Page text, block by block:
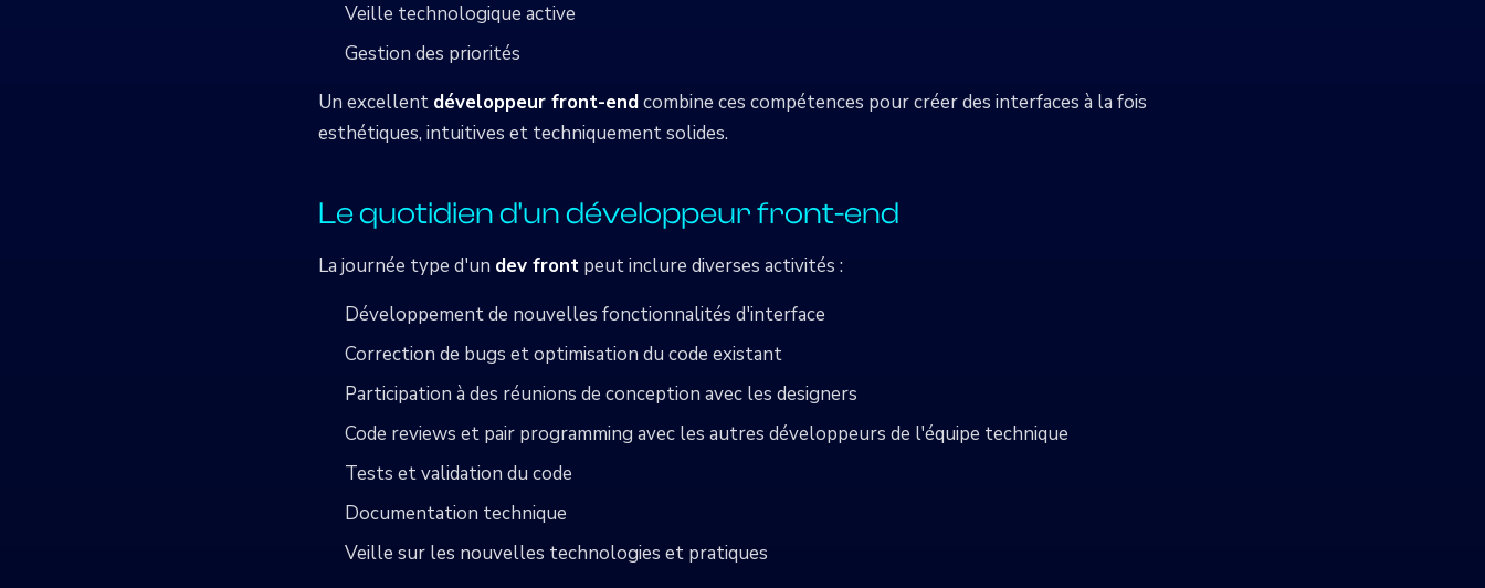
Veille technologique active
Gestion des priorités
Un excellent développeur front-endcombine ces compétences pour créer des interfaces à la fois
esthétiques, intuitives et techniquement solides.
Le quotidien d'un développeur front-end
La journée type d'un dev front peut inclure diverses activités :
Développement de nouvelles fonctionnalités d'interface
Correction de bugs et optimisation du code existant
Participation à des réunions de conception avec les designers
Code reviews et pair programming avec les autres développeurs de l'équipe technique
Tests et validation du code
Documentation technique
Veille sur les nouvelles technologies et pratiques